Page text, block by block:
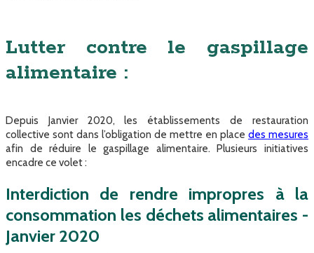
Lutter contre le gaspillage
alimentaire :
Depuis Janvier 2020, les établissements de restauration
collective sont dans l’obligation de mettre en place des mesures
afin de réduire le gaspillage alimentaire. Plusieurs initiatives
encadre ce volet :
Interdiction de rendre impropres à la
consommation les déchets alimentaires -
Janvier 2020